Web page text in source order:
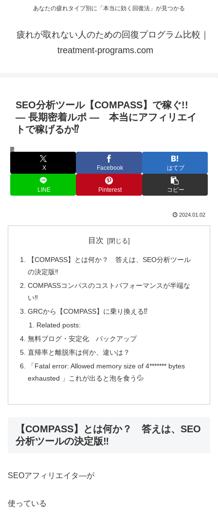
あなたの疲れタイプ別に「本当に効く回復法」が見つかる
疲れが取れない人のための回復プログラム比較｜
treatment-programs.com
SEO分析ツール【COMPASS】で稼ぐ!!
— 長期密着ルポ — 本当にアフィリエイ
トで稼げるか⁉
アフィリエイト
X Facebook はてブ
LINE Pinterest コピー
2024.01.02
目次
【COMPASS】とは何か？ 答えは、SEO分析ツール
の決定版‼
COMPASSコンパスのコストパフォーマンスが半端な
い‼
GRCから【COMPASS】に乗り換える⁉
Related posts:
無料ブログ・安定化 バックアップ
直帰率と離脱率は何か、違いは？
「Fatal error: Allowed memory size of 4******* bytes
exhausted 」これが出ると泡を食う💦
【COMPASS】とは何か？ 答えは、SEO
分析ツールの決定版‼
SEOアフィリエイタ―が
使っている